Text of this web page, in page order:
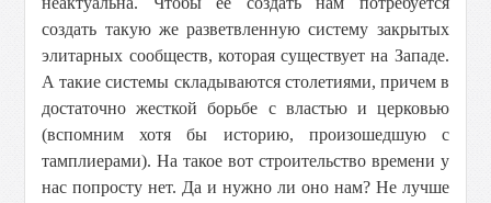
создать такую же разветвленную систему закрытых
элитарных сообществ, которая существует на Западе.
А такие системы складываются столетиями, причем в
достаточно жесткой борьбе с властью и церковью
(вспомним хотя бы историю, произошедшую с
тамплиерами). На такое вот строительство времени у
нас попросту нет. Да и нужно ли оно нам? Не лучше